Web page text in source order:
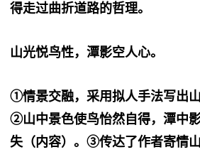
得走过曲折道路的哲理。
山光悦鸟性，潭影空人心。
①情景交融，采用拟人手法写出山
②山中景色使鸟怡然自得，潭中
失（内容）。③传达了作者寄情